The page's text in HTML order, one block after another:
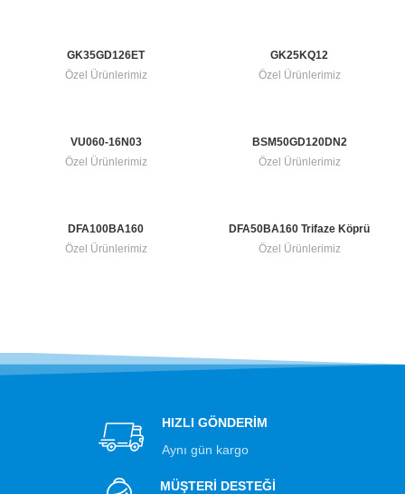
GK35GD126ET
Özel Ürünlerimiz
GK25KQ12
Özel Ürünlerimiz
VU060-16N03
Özel Ürünlerimiz
BSM50GD120DN2
Özel Ürünlerimiz
DFA100BA160
Özel Ürünlerimiz
DFA50BA160 Trifaze Köprü
Diyot
Özel Ürünlerimiz
HIZLI GÖNDERİM
Aynı gün kargo
MÜŞTERİ DESTEĞİ